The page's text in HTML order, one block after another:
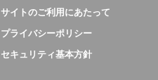
サイトのご利用にあたって
プライバシーポリシー
セキュリティ基本方針